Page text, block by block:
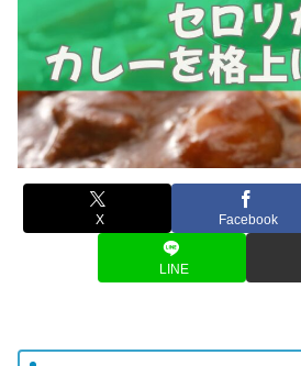
X Facebook
LINE